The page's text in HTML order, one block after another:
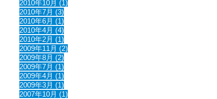
2010年10月 (1)
2010年7月 (3)
2010年6月 (1)
2010年4月 (4)
2010年2月 (1)
2009年11月 (2)
2009年8月 (2)
2009年7月 (1)
2009年4月 (1)
2009年3月 (1)
2007年10月 (1)